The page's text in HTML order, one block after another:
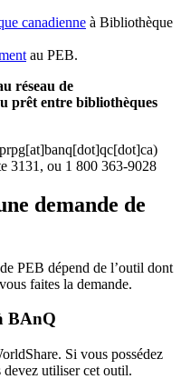
canadienne à Bibliothèque
au PEB.
réseau de
prêt entre bibliothèques
prpg[at]banq[dot]qc[dot]ca)
3131, ou 1 800 363-9028
demande de
PEB dépend de l’outil dont
faites la demande.
BAnQ
Si vous possédez
utiliser cet outil.